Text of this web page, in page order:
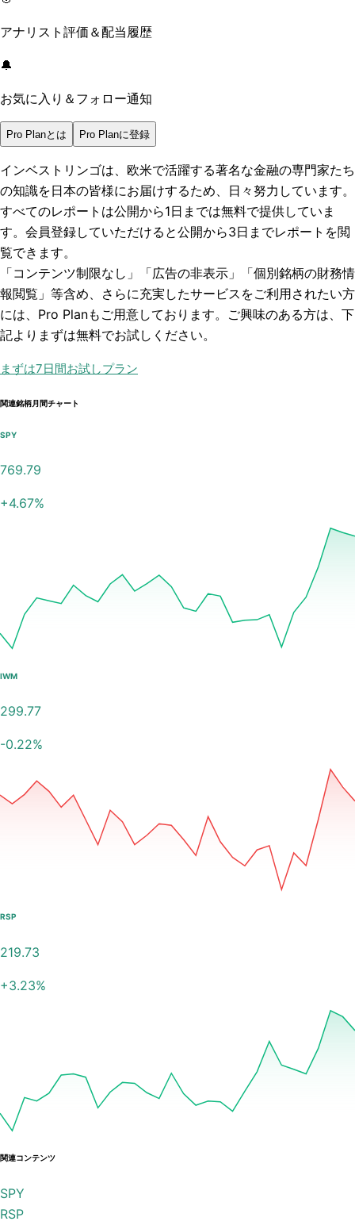
アナリスト評価＆配当履歴
🔔
お気に入り＆フォロー通知
Pro Planとは Pro Planに登録
インベストリンゴは、欧米で活躍する著名な金融の専門家たち
の知識を日本の皆様にお届けするため、日々努力しています。
すべてのレポートは公開から1日までは無料で提供していま
す。会員登録していただけると公開から3日までレポートを閲
覧できます。
「コンテンツ制限なし」「広告の非表示」「個別銘柄の財務情
報閲覧」 等含め、さらに充実したサービスをご利用されたい方
には、Pro Planもご用意しております。ご興味のある方は、下
記よりまずは無料でお試しください。
まずは7日間お試しプラン
関連銘柄月間チャート
SPY
769.79
+4.67%
IWM
299.77
-0.22%
RSP
219.73
+3.23%
関連コンテンツ
SPY
RSP